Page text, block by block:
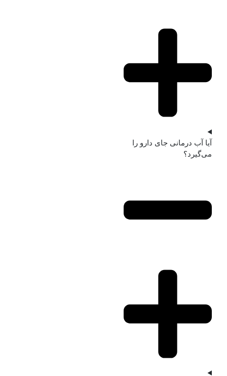
آیا آب‌ درمانی جای دارو را
می‌گیرد؟